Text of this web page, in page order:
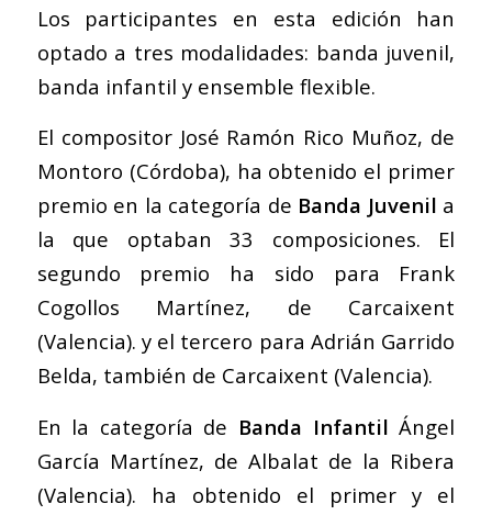
Los participantes en esta edición han
optado a tres modalidades: banda juvenil,
banda infantil y ensemble flexible.
El compositor José Ramón Rico Muñoz, de
Montoro (Córdoba), ha obtenido el primer
premio en la categoría de Banda Juvenil a
la que optaban 33 composiciones. El
segundo premio ha sido para Frank
Cogollos Martínez, de Carcaixent
(Valencia). y el tercero para Adrián Garrido
Belda, también de Carcaixent (Valencia).
En la categoría de Banda Infantil Ángel
García Martínez, de Albalat de la Ribera
(Valencia). ha obtenido el primer y el